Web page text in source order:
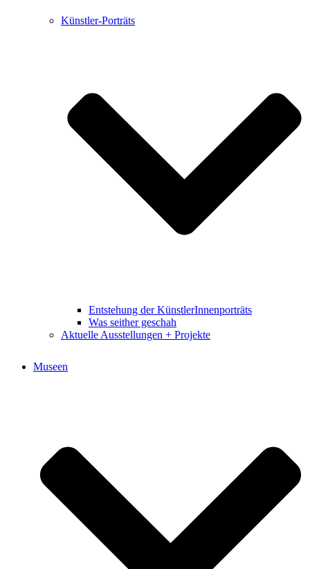
Künstler-Porträts
Entstehung der KünstlerInnenporträts
Was seither geschah
Aktuelle Ausstellungen + Projekte
Museen